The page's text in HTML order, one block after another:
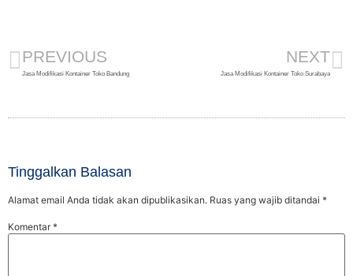
PREVIOUS
Jasa Modifikasi Kontainer Toko Bandung
NEXT
Jasa Modifikasi Kontainer Toko Surabaya
Tinggalkan Balasan
Alamat email Anda tidak akan dipublikasikan. Ruas yang wajib ditandai *
Komentar*